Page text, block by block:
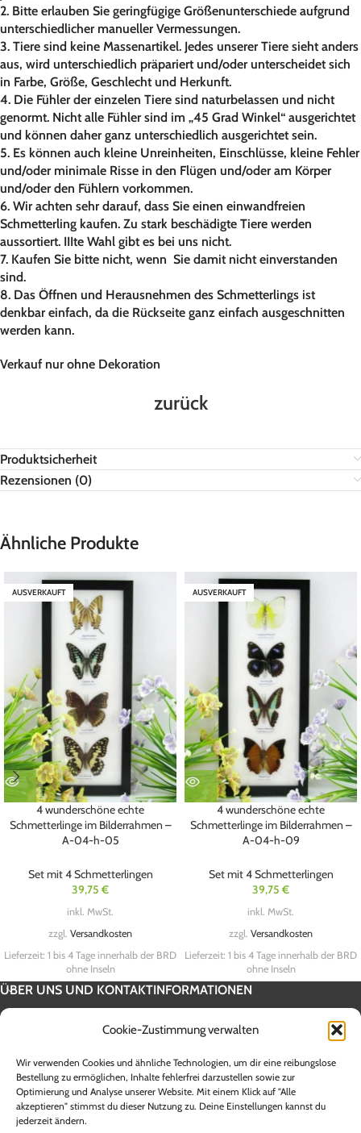
Cookie-Zustimmung verwalten
Wir verwenden Cookies und ähnliche Technologien, um dir eine reibungslose
Bestellung zu ermöglichen, Inhalte fehlerfrei darzustellen sowie zur
Optimierung und Analyse unserer Website. Mit einem Klick auf "Alle
akzeptieren" stimmst du dieser Nutzung zu. Deine Einstellungen kannst du
jederzeit ändern.
2. Bitte erlauben Sie geringfügige Größenunterschiede aufgrund
unterschiedlicher manueller Vermessungen.
3. Tiere sind keine Massenartikel. Jedes unserer Tiere sieht anders
aus, wird unterschiedlich präpariert und/oder unterscheidet sich
in Farbe, Größe, Geschlecht und Herkunft.
4. Die Fühler der einzelen Tiere sind naturbelassen und nicht
genormt. Nicht alle Fühler sind im „45 Grad Winkel“ ausgerichtet
und können daher ganz unterschiedlich ausgerichtet sein.
5. Es können auch kleine Unreinheiten, Einschlüsse, kleine Fehler
und/oder minimale Risse in den Flügen und/oder am Körper
und/oder den Fühlern vorkommen.
6. Wir achten sehr darauf, dass Sie einen einwandfreien
Schmetterling kaufen. Zu stark beschädigte Tiere werden
aussortiert. IIIte Wahl gibt es bei uns nicht.
7. Kaufen Sie bitte nicht, wenn Sie damit nicht einverstanden
sind.
8. Das Öffnen und Herausnehmen des Schmetterlings ist
denkbar einfach, da die Rückseite ganz einfach ausgeschnitten
werden kann.
Verkauf nur ohne Dekoration
zurück
Produktsicherheit
Rezensionen (0)
Ähnliche Produkte
AUSVERKAUFT
4 wunderschöne echte
Schmetterlinge im Bilderrahmen –
A-04-h-05
Set mit 4 Schmetterlingen
39,75 €
inkl. MwSt.
zzgl. Versandkosten
Lieferzeit: 1 bis 4 Tage innerhalb der BRD
ohne Inseln
AUSVERKAUFT
4 wunderschöne echte
Schmetterlinge im Bilderrahmen –
A-04-h-09
Set mit 4 Schmetterlingen
39,75 €
inkl. MwSt.
zzgl. Versandkosten
Lieferzeit: 1 bis 4 Tage innerhalb der BRD
ohne Inseln
ÜBER UNS UND KONTAKTINFORMATIONEN
SERVICE INFORMATION
UNSERE SHOPS
Alle Preise sind Endpreise inklusive 19 % Mehrwertsteuer zzgl.
Versandkosten. Die Lieferzeit innerhalb Deutschlands beträgt zwischen 1
und 5 Werktagen. Lieferzeiten für andere Länder sowie Informationen zur
Berechnung des Liefertermins entnehmen Sie bitte den Angaben der